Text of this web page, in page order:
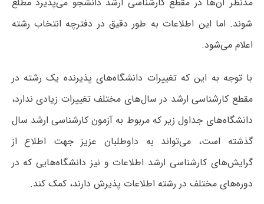
شوند. اما این اطلاعات به طور دقیق در دفترچه انتخاب رشته
اعلام می‌شود.
با توجه به این که تغییرات دانشگاه‌های پذیرنده یک رشته در
مقطع کارشناسی ارشد در سال‌های مختلف تغییرات زیادی ندارد،
دانشگاه‌های جداول زیر که مربوط به آزمون کارشناسی ارشد سال
گذشته است، می‌تواند به داوطلبان عزیز جهت اطلاع از
گرایش‌های کارشناسی ارشد اطلاعات و نیز دانشگاه‌هایی که در
دوره‌های مختلف در رشته اطلاعات پذیرش دارند، کمک کند.